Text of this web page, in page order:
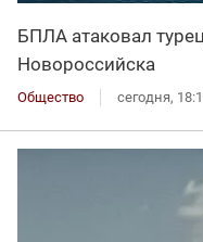
БПЛА атаковал
Новороссийска
Общество сегодня,